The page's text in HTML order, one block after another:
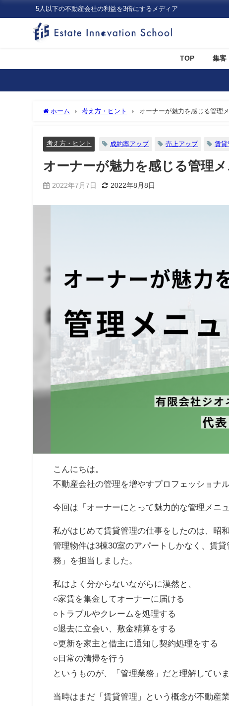
5人以下の不動産会社の利益を3倍にするメディア
TOP 集客
ホーム 考え方・ヒント オーナーが魅力を感じる管理
考え方・ヒント 成約率アップ 売上アップ 賃貸
オーナーが魅力を感じる管理
2022年7月7日 2022年8月8日
こんにちは。
不動産会社の管理を増やすプロフェッショナ
今回は「オーナーにとって魅力的な管理メニ
私がはじめて賃貸管理の仕事をしたのは、昭和
管理物件は3棟30室のアパートしかなく、賃
務」を担当しました。
私はよく分からないながらに漠然と、
○家賃を集金してオーナーに届ける
○トラブルやクレームを処理する
○退去に立会い、敷金精算をする
○更新を家主と借主に通知し契約処理をする
○日常の清掃を行う
というものが、「管理業務」だと理解していま
当時はまだ「賃貸管理」という概念が不動産